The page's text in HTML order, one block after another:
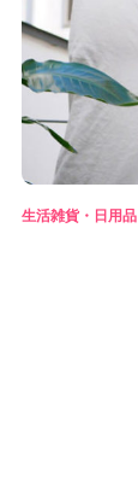
生活雑貨・日用品